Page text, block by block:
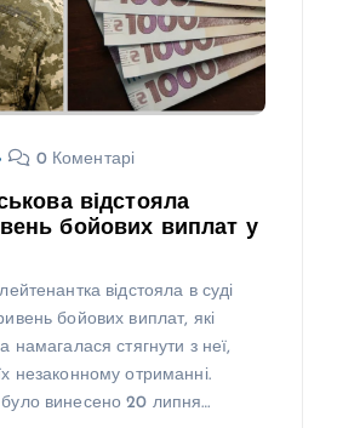
0 Коментарі
відстояла
бойових виплат у
відстояла в суді
бойових виплат, які
намагалася стягнути з неї,
незаконному отриманні.
винесено 20 липня…